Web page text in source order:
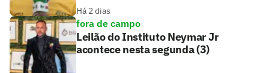
Há 2 dias
fora de campo
Leilão do Instituto Neymar Jr
acontece nesta segunda (3)